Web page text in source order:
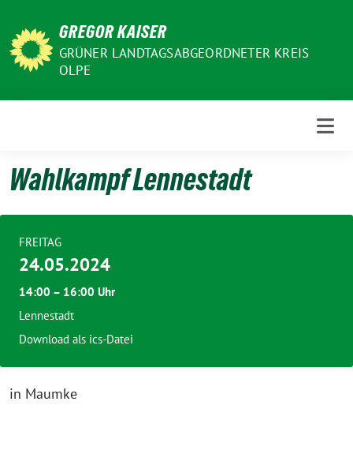
zum
Inhalt
GREGOR KAISER
GRÜNER LANDTAGSABGEORDNETER KREIS
OLPE
Wahlkampf Lennestadt
in Maumke
FREITAG
24.05.2024
14:00 – 16:00 Uhr
Lennestadt
Download als ics-Datei